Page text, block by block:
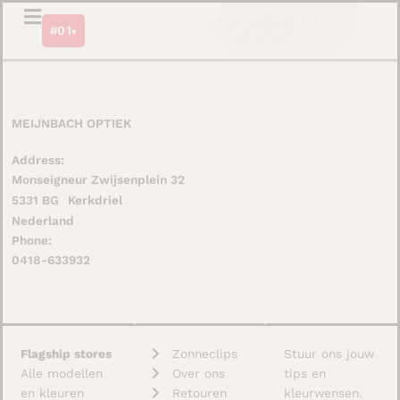
#01▾
MEIJNBACH OPTIEK
Address:
Monseigneur Zwijsenplein 32
5331 BG
Kerkdriel
Nederland
Phone:
0418-633932
Flagship stores
Alle modellen
en kleuren
Zonneclips
Over ons
Retouren
Stuur ons jouw
tips en
kleurwensen.